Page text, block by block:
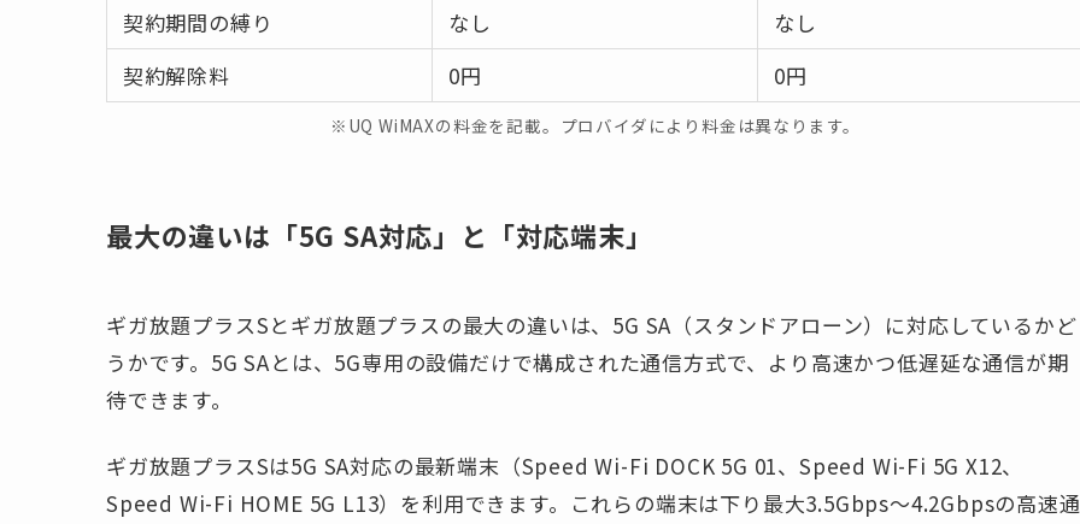
契約期間の縛り
なし
なし
契約解除料
0円 0円
※UQ WiMAXの料金を記載。プロバイダにより料金は異なります。
最大の違いは「5G SA対応」と「対応端末」
ギガ放題プラスSとギガ放題プラスの最大の違いは、5G SA（スタンドアローン）に対応しているかど
うかです。5G SAとは、5G専用の設備だけで構成された通信方式で、より高速かつ低遅延な通信が期
待できます。
ギガ放題プラスSは5G SA対応の最新端末（Speed Wi-Fi DOCK 5G 01、Speed Wi-Fi 5G X12、
Speed Wi-Fi HOME 5G L13）を利用できます。これらの端末は下り最大3.5Gbps〜4.2Gbpsの高速通